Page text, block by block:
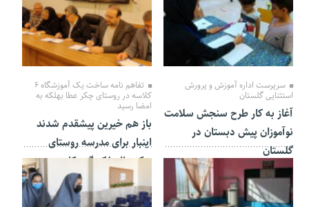
11 بهمن 1401
سرپرست اداره آموزش و پرورش
استثنایی گلستان
آغاز به کار طرح سنجش سلامت
نوآموزان پیش دبستان در
گلستان
08 بهمن 1401
تفاهم نامه ساخت یک آموزشگاه ۶
کلاسه در روستای چکر عطا بهلکه به
امضا رسید
باز هم خیرین پیشقدم شدند
اینبار برای مدرسه روستای
چکرعطابهلکه گنبدکاووس